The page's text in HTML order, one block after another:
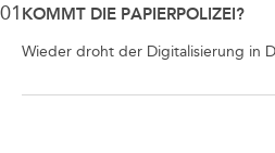
01 KOMMT DIE PAPIERPOLIZEI?
Wieder droht der Digitalisierung in